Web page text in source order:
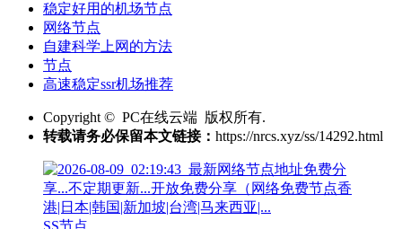
稳定好用的机场节点
网络节点
自建科学上网的方法
节点
高速稳定ssr机场推荐
Copyright © PC在线云端 版权所有.
转载请务必保留本文链接： https://nrcs.xyz/ss/14292.html